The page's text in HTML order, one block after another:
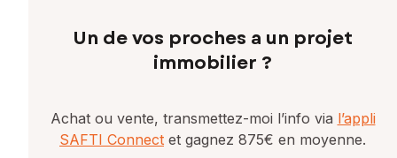
Un de vos proches a un projet
immobilier ?
Achat ou vente, transmettez-moi l’info via l’appli
SAFTI Connect et gagnez 875€ en moyenne.